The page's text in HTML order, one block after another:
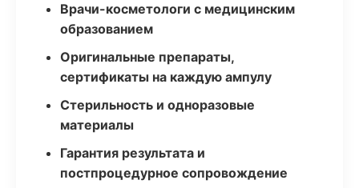
Врачи-косметологи с медицинским
образованием
Оригинальные препараты,
сертификаты на каждую ампулу
Стерильность и одноразовые
материалы
Гарантия результата и
постпроцедурное сопровождение